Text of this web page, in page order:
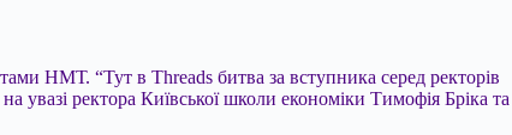
НМТ. “Тут в Threads битва за вступника серед ректорів
ректора Київської школи економіки Тимофія Бріка та